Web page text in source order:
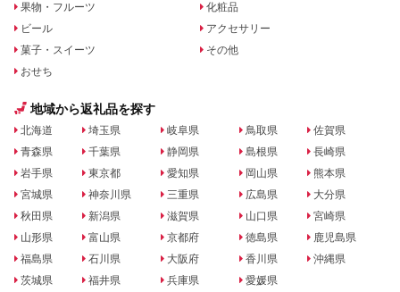
果物・フルーツ
ビール
菓子・スイーツ
おせち
化粧品
アクセサリー
その他
地域から返礼品を探す
北海道
青森県
岩手県
宮城県
秋田県
山形県
福島県
茨城県
埼玉県
千葉県
東京都
神奈川県
新潟県
富山県
石川県
福井県
岐阜県
静岡県
愛知県
三重県
滋賀県
京都府
大阪府
兵庫県
鳥取県
島根県
岡山県
広島県
山口県
徳島県
香川県
愛媛県
佐賀県
長崎県
熊本県
大分県
宮崎県
鹿児島県
沖縄県